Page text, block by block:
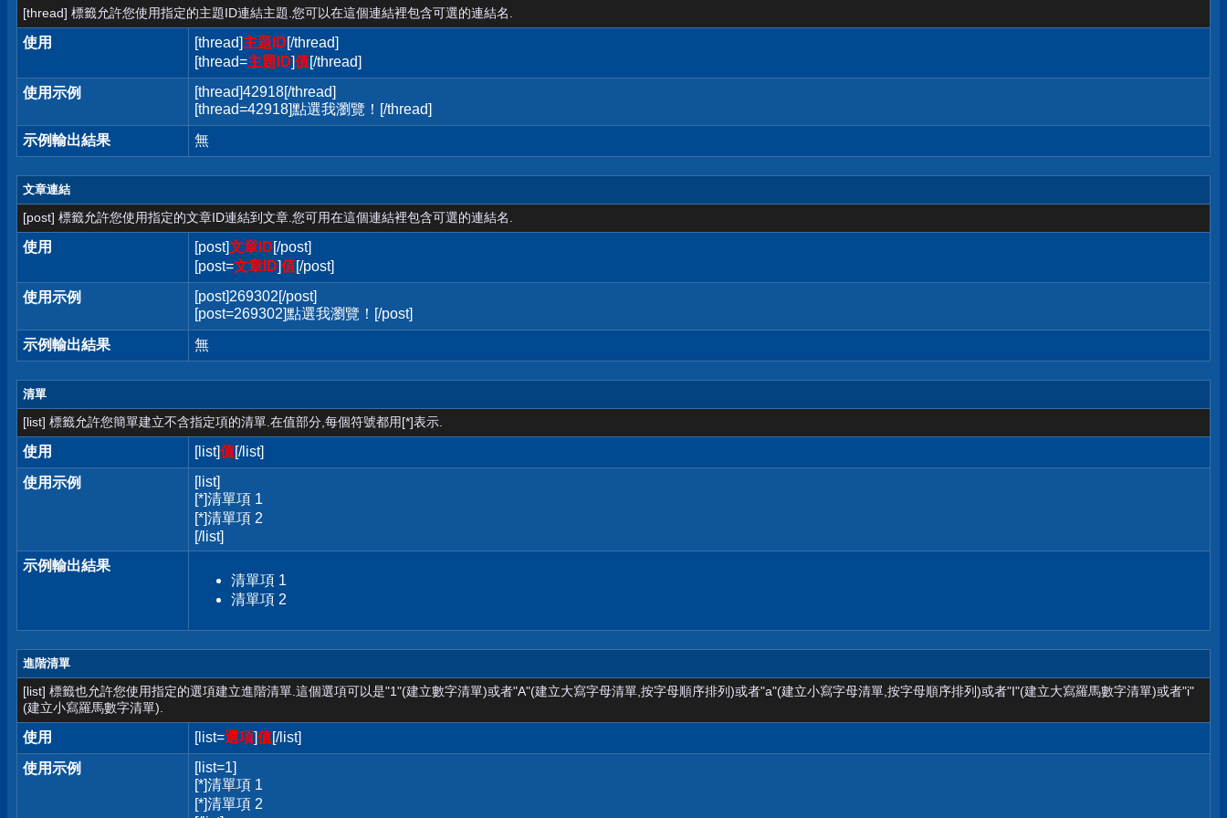
[thread] 標籤允許您使用指定的主題ID連結主題.您可以在這個連結裡包含可選的連結名.
使用 [thread]主題ID[/thread]
[thread=主題ID]值[/thread]
使用示例
[thread]42918[/thread]
[thread=42918]點選我瀏覽！[/thread]
示例輸出結果
無
文章連結
[post] 標籤允許您使用指定的文章ID連結到文章.您可用在這個連結裡包含可選的連結名.
使用 [post]文章ID[/post]
[post=文章ID]值[/post]
使用示例
[post]269302[/post]
[post=269302]點選我瀏覽！[/post]
示例輸出結果
無
清單
[list] 標籤允許您簡單建立不含指定項的清單.在值部分,每個符號都用[*]表示.
使用 [list]值[/list]
使用示例
[list]
[*]清單項 1
[*]清單項 2
[/list]
示例輸出結果
清單項 1
清單項 2
進階清單
[list] 標籤也允許您使用指定的選項建立進階清單.這個選項可以是"1"(建立數字清單)或者"A"(建立大寫字母清單,按字母順序排列)或者"a"(建立小寫字母清單,按字母順序排列)或者"I"(建立大寫羅馬數字清單)或者"i"
(建立小寫羅馬數字清單).
使用 [list=選項]值[/list]
使用示例
[list=1]
[*]清單項 1
[*]清單項 2